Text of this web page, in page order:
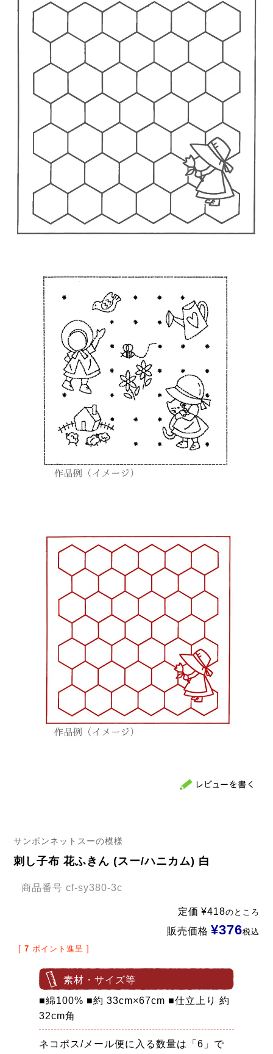
サンボンネットスーの模様
刺し子布 花ふきん (スー/ハニカム) 白
商品番号 cf-sy380-3c
定価 ¥418のところ
販売価格 ¥376税込
[ 7 ポイント進呈 ]
素材・サイズ等
■綿100% ■約 33cm×67cm ■仕立上り 約
32cm角
ネコポス/メール便に入る数量は「6」で